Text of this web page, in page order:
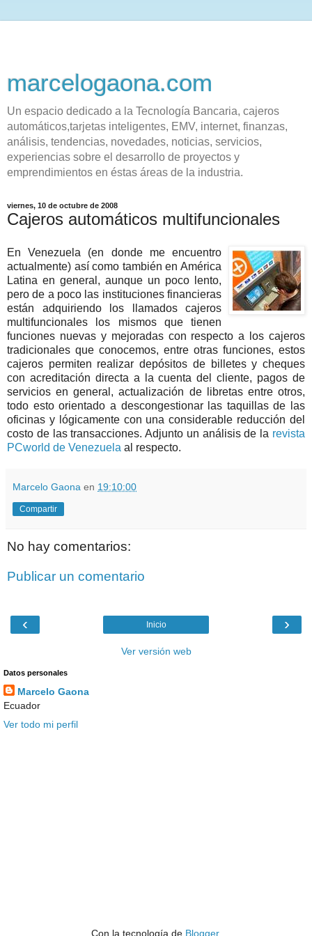
marcelogaona.com
Un espacio dedicado a la Tecnología Bancaria, cajeros
automáticos,tarjetas inteligentes, EMV, internet, finanzas,
análisis, tendencias, novedades, noticias, servicios,
experiencias sobre el desarrollo de proyectos y
emprendimientos en éstas áreas de la industria.
viernes, 10 de octubre de 2008
Cajeros automáticos multifuncionales
En Venezuela (en donde me encuentro
actualmente) así como también en América
Latina en general, aunque un poco lento,
pero de a poco las instituciones financieras
están adquiriendo los llamados cajeros
multifuncionales los mismos que tienen
funciones nuevas y mejoradas con respecto a los cajeros
tradicionales que conocemos, entre otras funciones, estos
cajeros permiten realizar depósitos de billetes y cheques
con acreditación directa a la cuenta del cliente, pagos de
servicios en general, actualización de libretas entre otros,
todo esto orientado a descongestionar las taquillas de las
oficinas y lógicamente con una considerable reducción del
costo de las transacciones. Adjunto un análisis de la revista
PCworld de Venezuela al respecto.
Marcelo Gaona en 19:10:00
Compartir
No hay comentarios:
Publicar un comentario
‹ ›
Inicio
Ver versión web
Datos personales
Marcelo Gaona
Ecuador
Ver todo mi perfil
Con la tecnología de Blogger.